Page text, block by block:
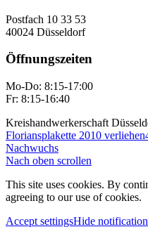
Postfach 10 33 53
40024 Düsseldorf
Öffnungszeiten
Mo-Do: 8:15-17:00
Fr: 8:15-16:40
Kreishandwerkerschaft
Floriansplakette 2010 verliehen
Nachwuchs
Nach oben scrollen
This site uses cookies. By
agreeing to our use of cookies.
Accept settingsHide